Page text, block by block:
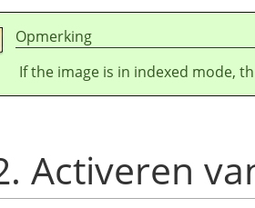
Opmerking
If the image is in indexed mode,
Activeren